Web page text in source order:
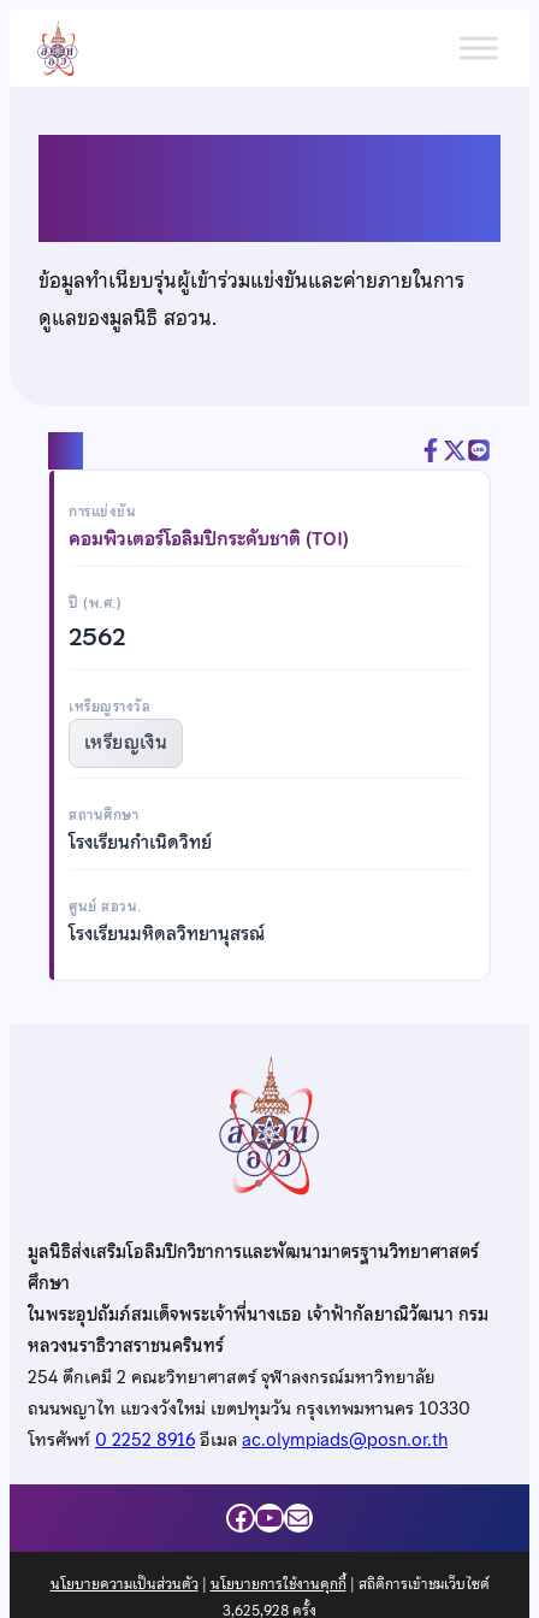
เนื้อหา
ข้อมูลทำเนียบรุ่นผู้เข้าร่วมแข่งขันและค่ายภายในการ
ดูแลของมูลนิธิ สอวน.
การแข่งขัน
คอมพิวเตอร์โอลิมปิกระดับชาติ (TOI)
ปี (พ.ศ.)
2562
เหรียญรางวัล
เหรียญเงิน
สถานศึกษา
โรงเรียนกำเนิดวิทย์
ศูนย์ สอวน.
โรงเรียนมหิดลวิทยานุสรณ์
มูลนิธิส่งเสริมโอลิมปิกวิชาการและพัฒนามาตรฐานวิทยาศาสตร์
ศึกษา
ในพระอุปถัมภ์สมเด็จพระเจ้าพี่นางเธอ เจ้าฟ้ากัลยาณิวัฒนา กรม
หลวงนราธิวาสราชนครินทร์
254 ตึกเคมี 2 คณะวิทยาศาสตร์ จุฬาลงกรณ์มหาวิทยาลัย
ถนนพญาไท แขวงวังใหม่ เขตปทุมวัน กรุงเทพมหานคร 10330
โทรศัพท์0 2252 8916อีเมลac.olympiads@posn.or.th
Facebook
YouTube
Mail
นโยบายความเป็นส่วนตัว| นโยบายการใช้งานคุกกี้| สถิติการเข้าชมเว็บไซต์
3,625,928ครั้ง